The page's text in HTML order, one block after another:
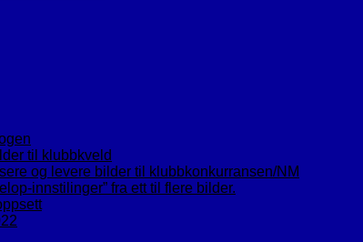
til klubbkveld
og levere bilder til klubbkonkurransen/NM
innstilinger” fra ett til flere bilder.